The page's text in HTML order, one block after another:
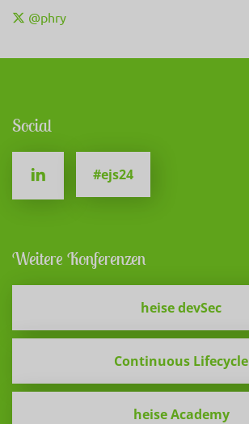
@phry
Social
#ejs24
Weitere Konferenzen
heise devSec
Continuous Lifecycle
heise Academy